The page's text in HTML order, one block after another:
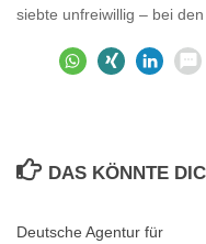
siebte unfreiwillig – bei
DAS KÖNNTE
Deutsche Agentur für